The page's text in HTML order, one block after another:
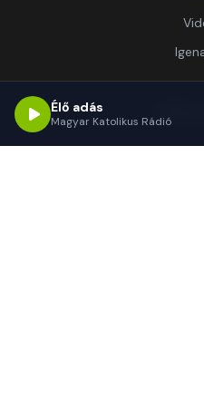
Élő adás
Magyar Katolikus Rádió